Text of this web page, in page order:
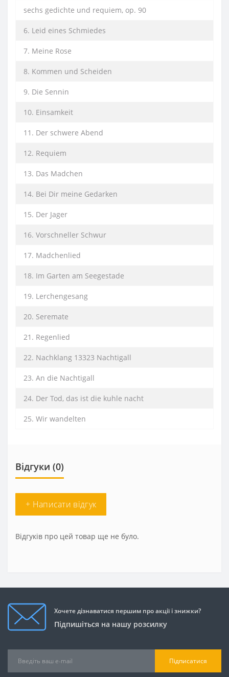
sechs gedichte und requiem, op. 90
6. Leid eines Schmiedes
7. Meine Rose
8. Kommen und Scheiden
9. Die Sennin
10. Einsamkeit
11. Der schwere Abend
12. Requiem
13. Das Madchen
14. Bei Dir meine Gedarken
15. Der Jager
16. Vorschneller Schwur
17. Madchenlied
18. Im Garten am Seegestade
19. Lerchengesang
20. Seremate
21. Regenlied
22. Nachklang 13323 Nachtigall
23. An die Nachtigall
24. Der Tod, das ist die kuhle nacht
25. Wir wandelten
Відгуки (0)
+ Написати відгук
Відгуків про цей товар ще не було.
Хочете дізнаватися першим про акції і знижки?
Підпишіться на нашу розсилку
Підписатися